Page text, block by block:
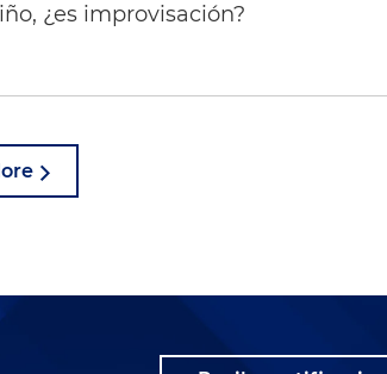
¿es improvisación?